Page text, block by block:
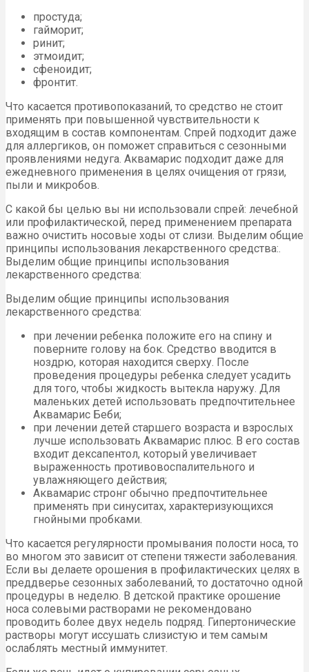
простуда;
гайморит;
ринит;
этмоидит;
сфеноидит;
фронтит.
Что касается противопоказаний, то средство не стоит
применять при повышенной чувствительности к
входящим в состав компонентам. Спрей подходит даже
для аллергиков, он поможет справиться с сезонными
проявлениями недуга. Аквамарис подходит даже для
ежедневного применения в целях очищения от грязи,
пыли и микробов.
С какой бы целью вы ни использовали спрей: лечебной
или профилактической, перед применением препарата
важно очистить носовые ходы от слизи. Выделим общие
принципы использования лекарственного средства:.
Выделим общие принципы использования
лекарственного средства:
Выделим общие принципы использования
лекарственного средства:
при лечении ребенка положите его на спину и
поверните голову на бок. Средство вводится в
ноздрю, которая находится сверху. После
проведения процедуры ребенка следует усадить
для того, чтобы жидкость вытекла наружу. Для
маленьких детей использовать предпочтительнее
Аквамарис Беби;
при лечении детей старшего возраста и взрослых
лучше использовать Аквамарис плюс. В его состав
входит дексапентол, который увеличивает
выраженность противовоспалительного и
увлажняющего действия;
Аквамарис стронг обычно предпочтительнее
применять при синуситах, характеризующихся
гнойными пробками.
Что касается регулярности промывания полости носа, то
во многом это зависит от степени тяжести заболевания.
Если вы делаете орошения в профилактических целях в
преддверье сезонных заболеваний, то достаточно одной
процедуры в неделю. В детской практике орошение
носа солевыми растворами не рекомендовано
проводить более двух недель подряд. Гипертонические
растворы могут иссушать слизистую и тем самым
ослаблять местный иммунитет.